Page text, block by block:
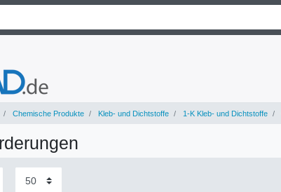
Chemische Produkte Kleb- und Dichtstoffe 1-K Kleb- und Dichtstoffe